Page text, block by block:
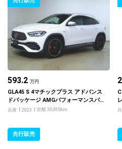
593.2 万円
GLA45 S 4マチックプラス アドバンス
ドパッケージ AMGパフォーマンスパ
ッケージ
兵庫 2023 距離 39,395km
先行販売